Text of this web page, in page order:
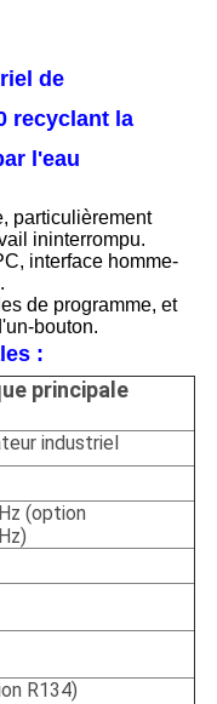
de
recyclant la
l'eau
particulièrement
ininterrompu.
interface homme-
deprogramme, et
bouton.
:
principale
industriel
(option
R134)